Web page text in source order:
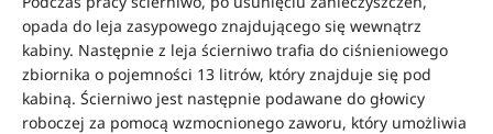
opada do leja zasypowego znajdującego się wewnątrz
kabiny. Następnie z leja ścierniwo trafia do ciśnieniowego
zbiornika o pojemności 13 litrów, który znajduje się pod
kabiną. Ścierniwo jest następnie podawane do głowicy
roboczej za pomocą wzmocnionego zaworu, który umożliwia